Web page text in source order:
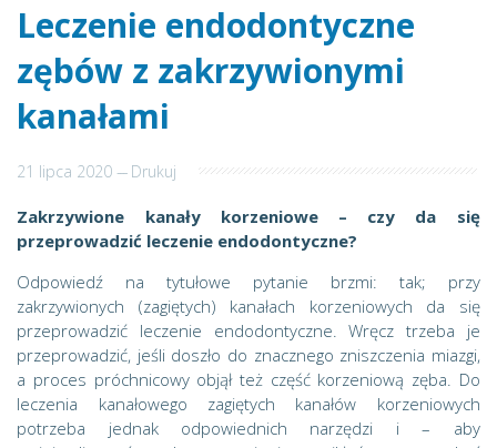
Leczenie endodontyczne
zębów z zakrzywionymi
kanałami
21 lipca 2020--- Drukuj
Zakrzywione kanały korzeniowe – czy da się
przeprowadzić leczenie endodontyczne?
Odpowiedź na tytułowe pytanie brzmi: tak; przy
zakrzywionych (zagiętych) kanałach korzeniowych da się
przeprowadzić leczenie endodontyczne. Wręcz trzeba je
przeprowadzić, jeśli doszło do znacznego zniszczenia miazgi,
a proces próchnicowy objął też część korzeniową zęba. Do
leczenia kanałowego zagiętych kanałów korzeniowych
potrzeba jednak odpowiednich narzędzi i – aby